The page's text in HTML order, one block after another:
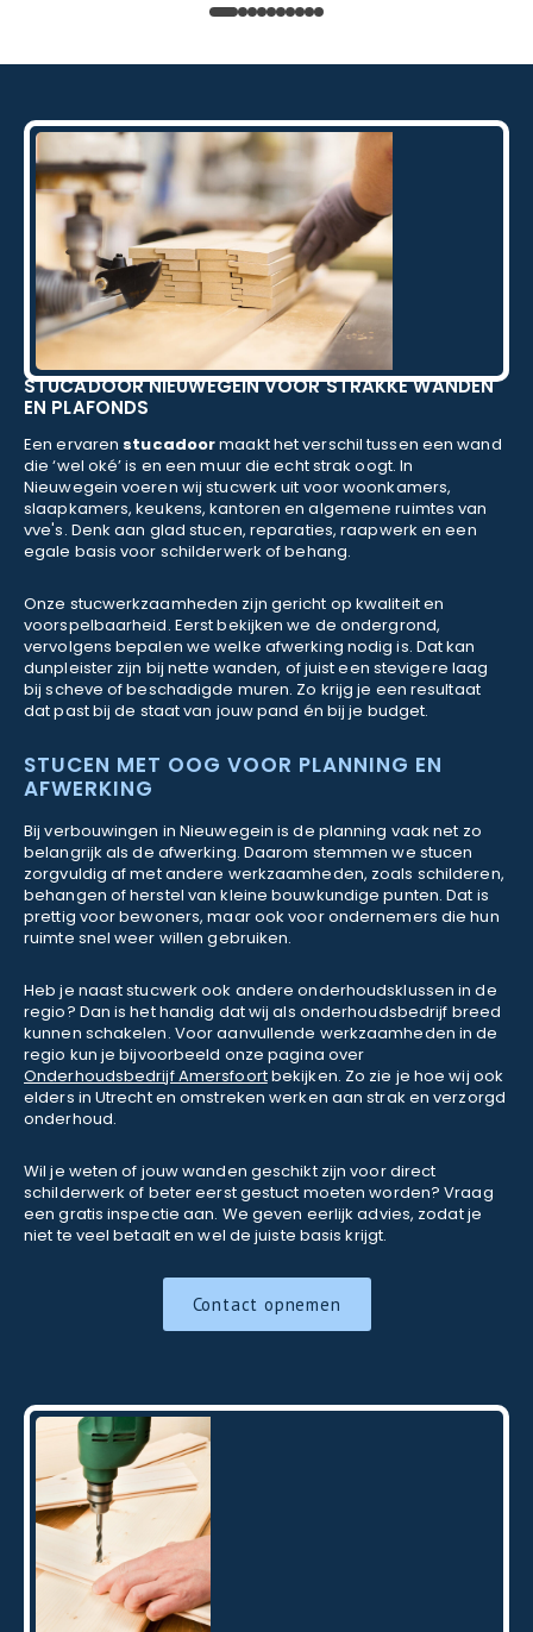
STUCADOOR NIEUWEGEIN VOOR STRAKKE WANDEN
EN PLAFONDS
Een ervaren stucadoormaakt het verschil tussen een wand
die ‘wel oké’ is en een muur die echt strak oogt. In
Nieuwegein voeren wij stucwerk uit voor woonkamers,
slaapkamers, keukens, kantoren en algemene ruimtes van
vve's. Denk aan glad stucen, reparaties, raapwerk en een
egale basis voor schilderwerk of behang.
Onze stucwerkzaamheden zijn gericht op kwaliteit en
voorspelbaarheid. Eerst bekijken we de ondergrond,
vervolgens bepalen we welke afwerking nodig is. Dat kan
dunpleister zijn bij nette wanden, of juist een stevigere laag
bij scheve of beschadigde muren. Zo krijg je een resultaat
dat past bij de staat van jouw pand én bij je budget.
STUCEN MET OOG VOOR PLANNING EN
AFWERKING
Bij verbouwingen in Nieuwegein is de planning vaak net zo
belangrijk als de afwerking. Daarom stemmen we stucen
zorgvuldig af met andere werkzaamheden, zoals schilderen,
behangen of herstel van kleine bouwkundige punten. Dat is
prettig voor bewoners, maar ook voor ondernemers die hun
ruimte snel weer willen gebruiken.
Heb je naast stucwerk ook andere onderhoudsklussen in de
regio? Dan is het handig dat wij als onderhoudsbedrijf breed
kunnen schakelen. Voor aanvullende werkzaamheden in de
regio kun je bijvoorbeeld onze pagina over
Onderhoudsbedrijf Amersfoortbekijken. Zo zie je hoe wij ook
elders in Utrecht en omstreken werken aan strak en verzorgd
onderhoud.
Wil je weten of jouw wanden geschikt zijn voor direct
schilderwerk of beter eerst gestuct moeten worden? Vraag
een gratis inspectie aan. We geven eerlijk advies, zodat je
niet te veel betaalt en wel de juiste basis krijgt.
Contact opnemen